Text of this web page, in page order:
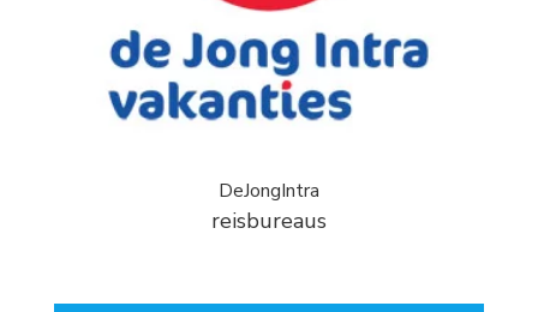
DeJongIntra
reisbureaus